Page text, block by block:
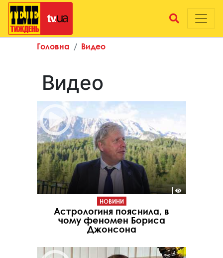
Головна Видео
Видео
НОВИНИ
Астрологиня пояснила, в
чому феномен Бориса
Джонсона